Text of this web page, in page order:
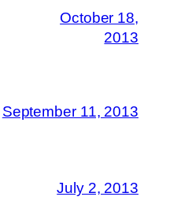
October 18,
2013
September 11, 2013
July 2, 2013